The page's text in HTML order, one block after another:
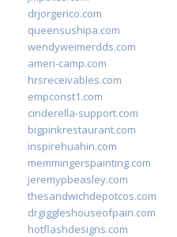
drjorgerico.com
queensushipa.com
wendyweimerdds.com
ameri-camp.com
hrsreceivables.com
empconst1.com
cinderella-support.com
bigpinkrestaurant.com
inspirehuahin.com
memmingerspainting.com
jeremypbeasley.com
thesandwichdepotcos.com
drgiggleshouseofpain.com
hotflashdesigns.com